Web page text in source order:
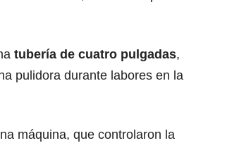
tubería de cuatro pulgadas,
pulidora durante labores en la
máquina, que controlaron la